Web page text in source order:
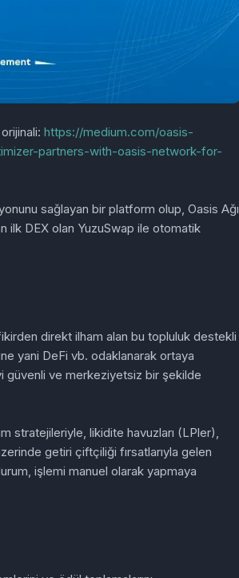
https://medium.com/oasis-
partners-with-oasis-network-for-
sağlayan bir platform olup, Oasis Ağı
ilk DEX olan YuzuSwap ile otomatik
direkt ilham alan bu topluluk destekli
yani DeFi vb. odaklanarak ortaya
güvenli ve merkeziyetsiz bir şekilde
stratejileriyle, likidite havuzları (LPler),
getiri çiftçiliği fırsatlarıyla gelen
işlemi manuel olarak yapmaya